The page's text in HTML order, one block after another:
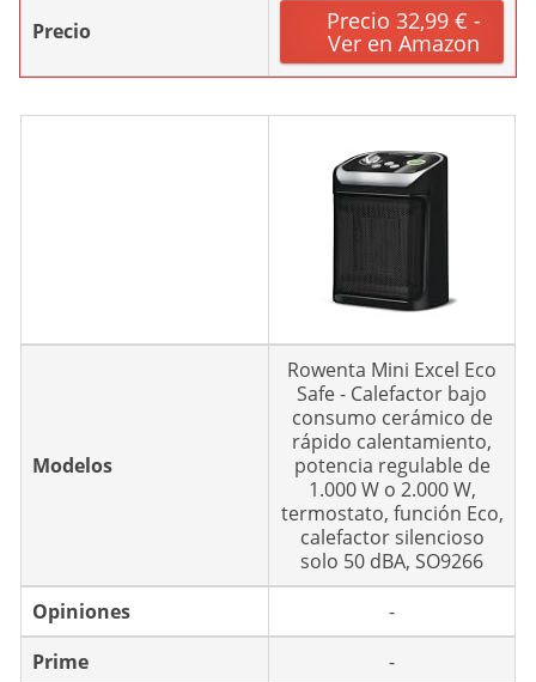
Precio Precio 32,99 € -
Ver en Amazon
Modelos
Rowenta Mini Excel Eco
Safe - Calefactor bajo
consumo cerámico de
rápido calentamiento,
potencia regulable de
1.000 W o 2.000 W,
termostato, función Eco,
calefactor silencioso
solo 50 dBA, SO9266
Opiniones
-
Prime
-